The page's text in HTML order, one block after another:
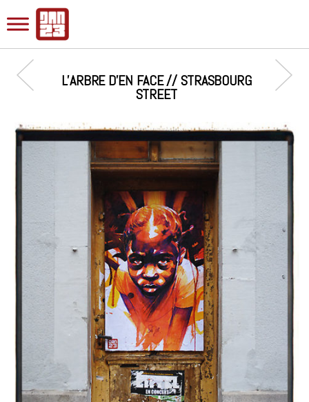
L’ARBRE D’EN FACE // STRASBOURG
STREET